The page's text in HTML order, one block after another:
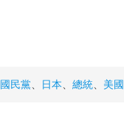
國民黨 日本 總統 美國